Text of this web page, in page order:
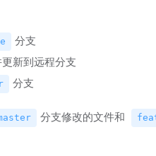
分支
新到远程分支
分支
分支修改的文件和